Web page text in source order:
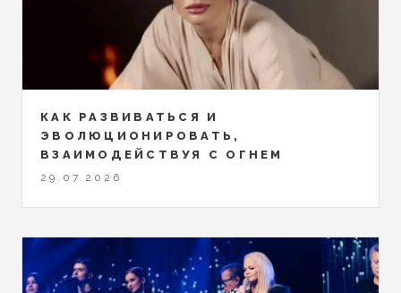
КАК РАЗВИВАТЬСЯ И
ЭВОЛЮЦИОНИРОВАТЬ,
ВЗАИМОДЕЙСТВУЯ С ОГНЕМ
29.07.2026